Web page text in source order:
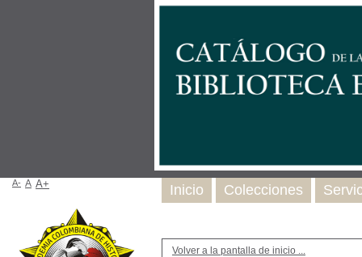
Volver a la pantalla de inicio ...
Inicio Colecciones
A- A A+